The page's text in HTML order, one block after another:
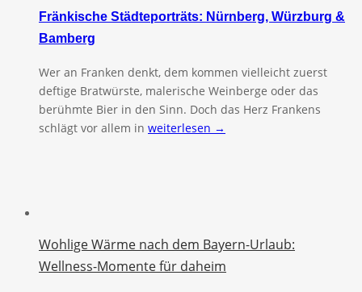
Fränkische Städteporträts: Nürnberg, Würzburg &
Bamberg
Wer an Franken denkt, dem kommen vielleicht zuerst
deftige Bratwürste, malerische Weinberge oder das
berühmte Bier in den Sinn. Doch das Herz Frankens
schlägt vor allem in weiterlesen →
Wohlige Wärme nach dem Bayern-Urlaub:
Wellness-Momente für daheim